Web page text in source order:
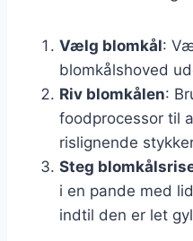
Vælg blomkål:
blomkålshoved
Riv blomkålen:
foodprocessor til
rislignende
Steg
i en pande med
indtil den er let